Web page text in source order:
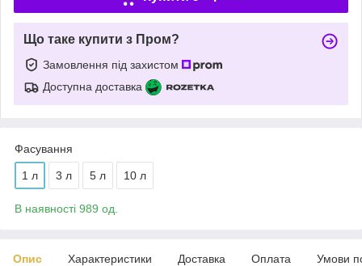
Що таке купити з Пром?
Замовлення під захистом
Доступна доставка
Фасування
1 л 3 л 5 л 10 л
В наявності 989 од.
Опис Характеристики Доставка Оплата Умови